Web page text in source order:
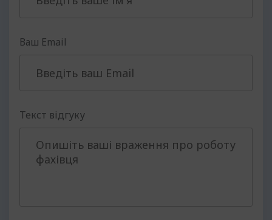
Ваш Email
Текст відгуку